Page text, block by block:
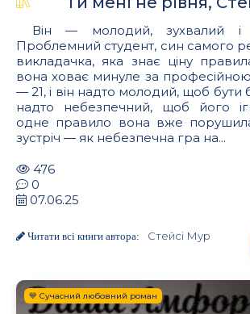
Він — молодий, зухвалий і
Проблемний студент, син самого
викладачка, яка знає ціну
вона ховає минуле за
— 21, і він надто молодий, щоб бути
надто небезпечний, щоб його
одне правило вона вже
зустріч — як небезпечна гра на...
476
0
07.06.25
Читати всі книги автора: Стейсі Мур
💙 Сучасний любовний роман